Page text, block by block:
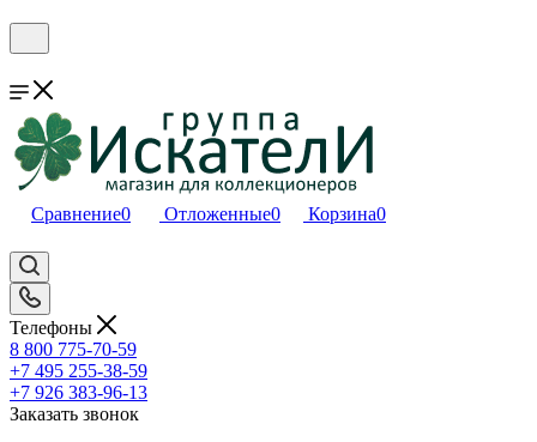
Сравнение0 Отложенные0 Корзина0
Телефоны
8 800 775-70-59
+7 495 255-38-59
+7 926 383-96-13
Заказать звонок